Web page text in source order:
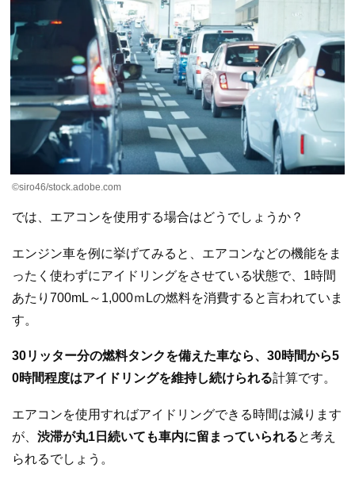
©siro46/stock.adobe.com
では、エアコンを使用する場合はどうでしょうか？
エンジン車を例に挙げてみると、エアコンなどの機能をま
ったく使わずにアイドリングをさせている状態で、1時間
あたり700mL～1,000ｍLの燃料を消費すると言われていま
す。
30リッター分の燃料タンクを備えた車なら、30時間から5
0時間程度はアイドリングを維持し続けられる計算です。
エアコンを使用すればアイドリングできる時間は減ります
が、 渋滞が丸1日続いても車内に留まっていられると考え
られるでしょう。